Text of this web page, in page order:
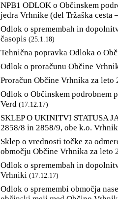
NPB1 ODLOK o Občinskem
jedra Vrhnike (del Tržaška cesta
Odlok o spremembah in
časopis (25.1.18)
Tehnična popravka Odloka o
Odlok o proračunu Občine
Proračun Občine Vrhnika za
Odlok o Občinskem podrobnem
Verd (17.12.17)
SKLEP O UKINITVI STATUSA
2858/8 in 2858/9, obe k.o.
Sklep o vrednosti točke za
območju Občine Vrhnika za leto
Odlok o spremembah in
Vrhniki (17.12.17)
Odlok o spremembi območja